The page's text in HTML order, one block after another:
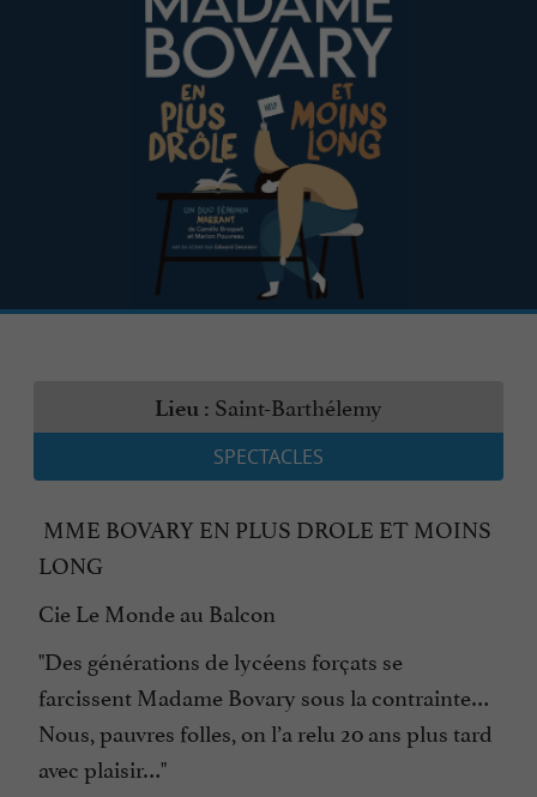
Lieu : Saint-Barthélemy
SPECTACLES
MME BOVARY EN PLUS DROLE ET MOINS
LONG
Cie Le Monde au Balcon
"Des générations de lycéens forçats se
farcissent Madame Bovary sous la contrainte…
Nous, pauvres folles, on l’a relu 20 ans plus tard
avec plaisir…"